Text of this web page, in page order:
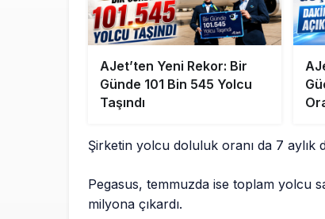
AJet’ten Yeni Rekor: Bir
Günde 101 Bin 545 Yolcu
Taşındı
Şirketin yolcu doluluk oranı da 7 aylık
Pegasus, temmuzda ise toplam yolcu
milyona çıkardı.